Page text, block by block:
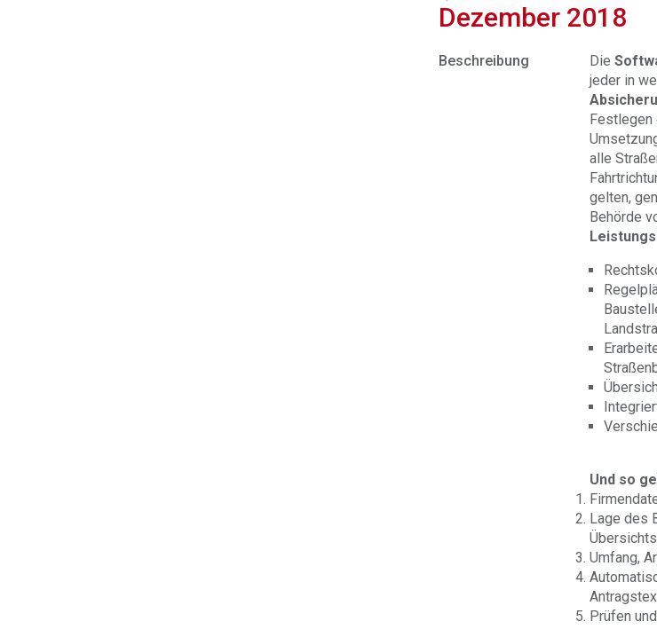
Dezember 2018
Beschreibung Die
jeder in
Festlegen
alle
gelten,
Behörde
Und so
Lage des
Umfang,
Prüfen